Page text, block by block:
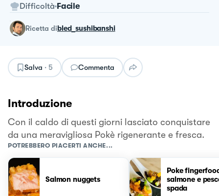
Difficoltà Facile
ricetta dibled_sushibanshi
Salva · 5 Commenta
Introduzione
Con il caldo di questi giorni lasciato conquistare
da una meravigliosa Pokè rigenerante e fresca.
POTREBBERO PIACERTI ANCHE...
Salmon nuggets
Poke
salmone e
spada